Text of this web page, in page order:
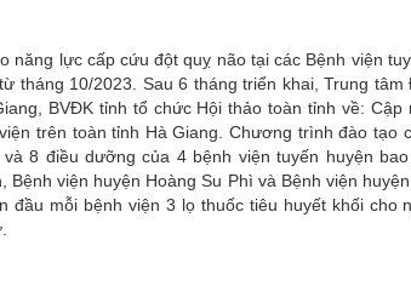
lực cấp cứu đột quỵ não tại các Bệnh viện
tháng 10/2023. Sau 6 tháng triển khai, Trung
BVĐK tỉnh tổ chức Hội thảo toàn tỉnh về:
trên toàn tỉnh Hà Giang. Chương trình đào tạo
8 điều dưỡng của 4 bệnh viện tuyến huyện
Bệnh viện huyện Hoàng Su Phì và Bệnh viện
đầu mỗi bệnh viện 3 lọ thuốc tiêu huyết khối cho